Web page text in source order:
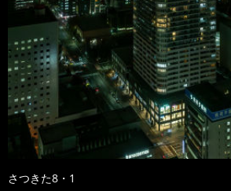
さつきた8・1